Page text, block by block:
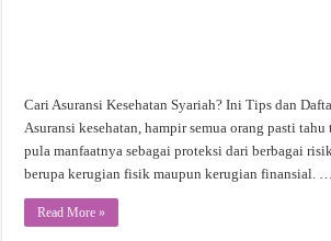
Cari Asuransi Kesehatan Syariah? Ini Tips dan
Asuransi kesehatan, hampir semua orang pasti
pula manfaatnya sebagai proteksi dari berbagai
berupa kerugian fisik maupun kerugian finansial. …
Read More »